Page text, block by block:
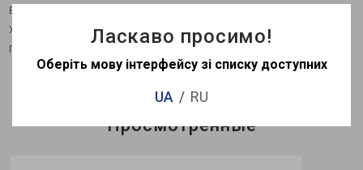
встраиваемых светильниках. Технические
характеристики могут изменяться в зависимости от
партии
Просмотренные
Ласкаво просимо!
Оберіть мову інтерфейсу зі списку доступних
UA RU